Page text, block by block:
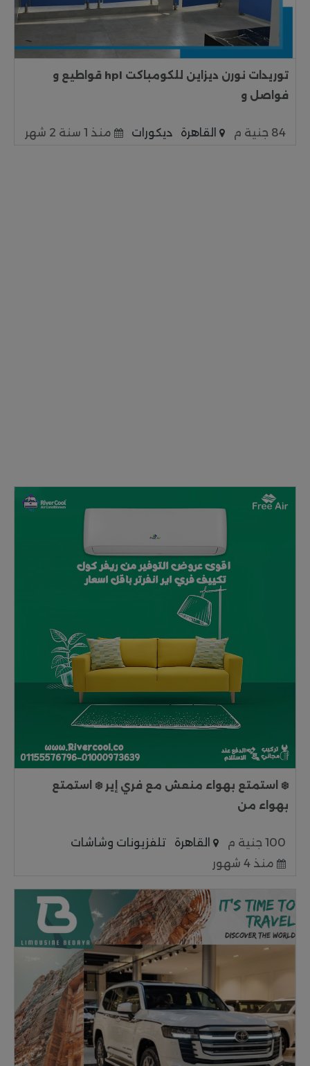
توريدات نورن ديزاين للكومباكت hpl قواطيع و
فواصل و
84 جنية م القاهرة ديكورات منذ 1 سنة 2 شهر
❄️ استمتع بهواء منعش مع فري إير ❄️ استمتع
بهواء من
100 جنية م القاهرة
تلفزيونات وشاشات
منذ 4 شهور